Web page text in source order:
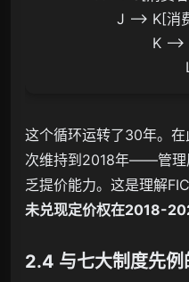
这个循环运转了30年。
次维持到2018年——管理
乏提价能力。这是理解
未兑现定价权在2018-
2.4 与七大制度先例